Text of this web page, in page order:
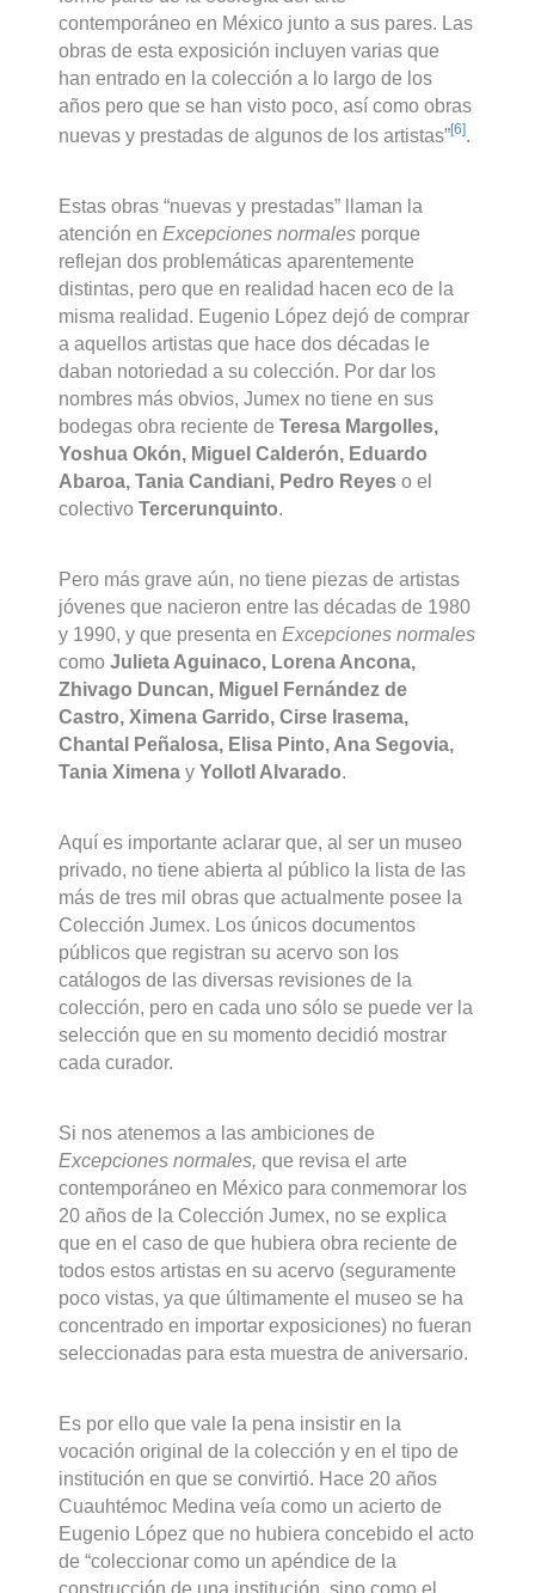
contemporáneo en México junto a sus pares. Las
obras de esta exposición incluyen varias que
han entrado en la colección a lo largo de los
años pero que se han visto poco, así como obras
nuevas y prestadas de algunos de los artistas”[6].
Estas obras “nuevas y prestadas” llaman la
atención enExcepciones normales porque
reflejan dos problemáticas aparentemente
distintas, pero que en realidad hacen eco de la
misma realidad. Eugenio López dejó de comprar
a aquellos artistas que hace dos décadas le
daban notoriedad a su colección. Por dar los
nombres más obvios, Jumex no tiene en sus
bodegas obra reciente deTeresa Margolles,
Yoshua Okón, Miguel Calderón, Eduardo
Abaroa, Tania Candiani, Pedro Reyes o el
colectivoTercerunquinto.
Pero más grave aún, no tiene piezas de artistas
jóvenes que nacieron entre las décadas de 1980
y 1990, y que presenta enExcepciones normales
comoJulieta Aguinaco, Lorena Ancona,
Zhivago Duncan, Miguel Fernández de
Castro, Ximena Garrido, Cirse Irasema,
Chantal Peñalosa, Elisa Pinto, Ana Segovia,
Tania Ximenay Yollotl Alvarado.
Aquí es importante aclarar que, al ser un museo
privado, no tiene abierta al público la lista de las
más de tres mil obras que actualmente posee la
Colección Jumex. Los únicos documentos
públicos que registran su acervo son los
catálogos de las diversas revisiones de la
colección, pero en cada uno sólo se puede ver la
selección que en su momento decidió mostrar
cada curador.
Si nos atenemos a las ambiciones de
Excepciones normales,que revisa el arte
contemporáneo en México para conmemorar los
20 años de la Colección Jumex, no se explica
que en el caso de que hubiera obra reciente de
todos estos artistas en su acervo (seguramente
poco vistas, ya que últimamente el museo se ha
concentrado en importar exposiciones) no fueran
seleccionadas para esta muestra de aniversario.
Es por ello que vale la pena insistir en la
vocación original de la colección y en el tipo de
institución en que se convirtió. Hace 20 años
Cuauhtémoc Medina veía como un acierto de
Eugenio López que no hubiera concebido el acto
de “coleccionar como un apéndice de la
construcción de una institución, sino como el